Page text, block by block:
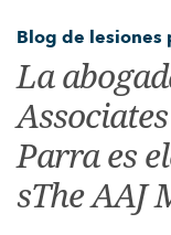
ENFERMEDAD DE LA
VETERANOS
PARAQUAT
AGENTE NARANJA Y
AMIANTO Y
MEDICAMENTOS
Blog de lesiones
La
Parra es
sThe AAJ